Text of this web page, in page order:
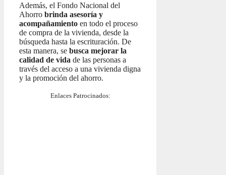
Además, el Fondo Nacional del
Ahorro brinda asesoría y
acompañamiento en todo el proceso
de compra de la vivienda, desde la
búsqueda hasta la escrituración. De
esta manera, se busca mejorar la
calidad de vida de las personas a
través del acceso a una vivienda digna
y la promoción del ahorro.
Enlaces Patrocinados: